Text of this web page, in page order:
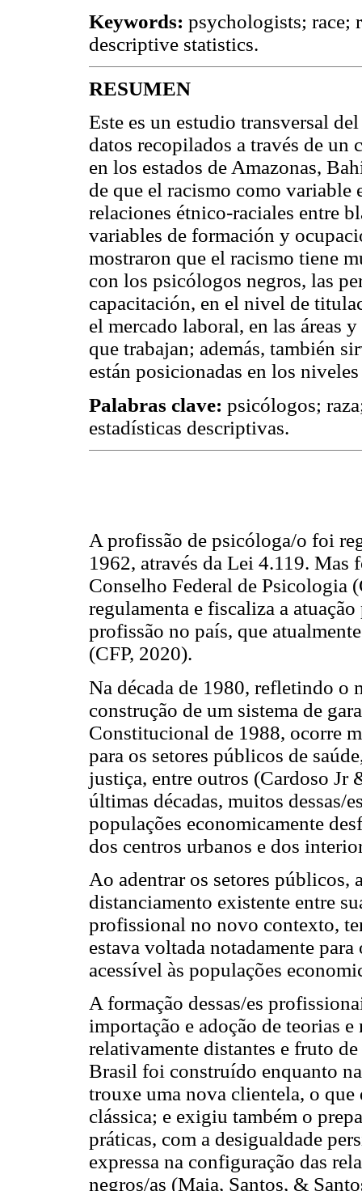
Keywords: psychologists; race;
descriptive statistics.
RESUMEN
Este es un estudio transversal
datos recopilados a través de
en los estados de Amazonas,
de que el racismo como variable
relaciones étnico-raciales entre
variables de formación y
mostraron que el racismo tiene
con los psicólogos negros, las
capacitación, en el nivel de
el mercado laboral, en las áreas
que trabajan; además, también
están posicionadas en los
Palabras clave: psicólogos;
estadísticas descriptivas.
A profissão de psicóloga/o foi
1962, através da Lei 4.119. Mas
Conselho Federal de Psicologia
regulamenta e fiscaliza a
profissão no país, que
(CFP, 2020).
Na década de 1980, refletindo o
construção de um sistema de
Constitucional de 1988, ocorre
para os setores públicos de
justiça, entre outros (Cardoso Jr
últimas décadas, muitos dessas/
populações economicamente
dos centros urbanos e dos
Ao adentrar os setores públicos,
distanciamento existente entre
profissional no novo contexto,
estava voltada notadamente
acessível às populações
A formação dessas/es
importação e adoção de teorias
relativamente distantes e fruto
Brasil foi construído enquanto
trouxe uma nova clientela, o
clássica; e exigiu também o
práticas, com a desigualdade
expressa na configuração das
negros/as (Maia, Santos, &